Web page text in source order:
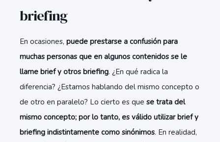
briefing
En ocasiones, puede prestarse a confusión para
muchas personas que en algunos contenidos se le
llame brief y otros briefing. ¿En qué radica la
diferencia? ¿Estamos hablando del mismo concepto o
de otro en paralelo? Lo cierto es que se trata del
mismo concepto; por lo tanto, es válido utilizar brief y
briefing indistintamente como sinónimos. En realidad,